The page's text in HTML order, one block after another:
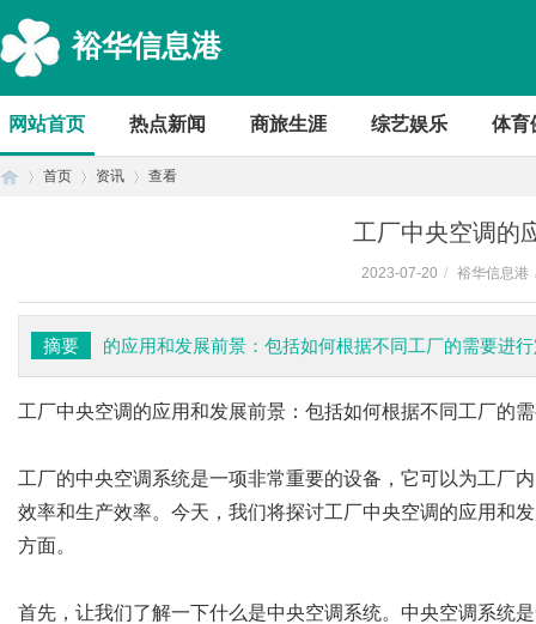
裕华信息港
网站首页 热点新闻 商旅生涯 综艺娱乐 体育
首页 资讯 查看
工厂中央空调的
2023-07-20 / 裕华信息港
摘要 的应用和发展前景：包括如何根据不同工厂的需要进
工厂中央空调的应用和发展前景：包括如何根据不同工厂的
工厂的中央空调系统是一项非常重要的设备，它可以为工厂
效率和生产效率。今天，我们将探讨工厂中央空调的应用和
方面。
首先，让我们了解一下什么是中央空调系统。中央空调系统